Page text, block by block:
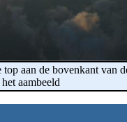
aan de bovenkant van
aambeeld